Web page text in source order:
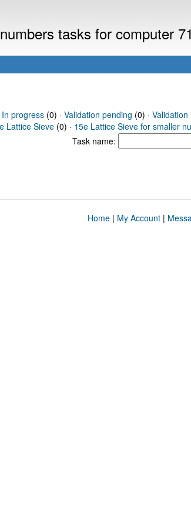
tasks for computer
In progress(0) · Validation pending (0) · Validation
Lattice Sieve (0) · 15e Lattice Sieve for smaller
Task name:
Home| My Account|